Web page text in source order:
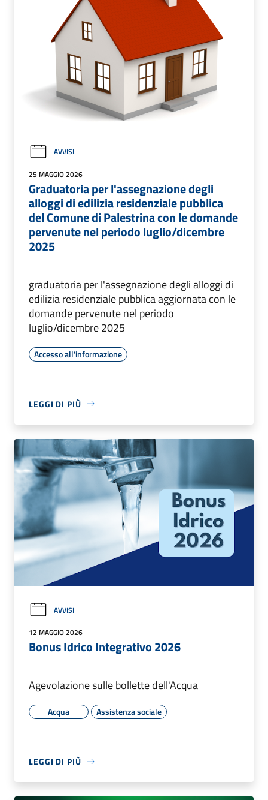
AVVISI
25 MAGGIO 2026
Graduatoria per l'assegnazione degli
alloggi di edilizia residenziale pubblica
del Comune di Palestrina con le domande
pervenute nel periodo luglio/dicembre
2025
graduatoria per l'assegnazione degli alloggi di
edilizia residenziale pubblica aggiornata con le
domande pervenute nel periodo
luglio/dicembre 2025
Accesso all'informazione
LEGGI DI PIÙ
AVVISI
12 MAGGIO 2026
Bonus Idrico Integrativo 2026
Agevolazione sulle bollette dell'Acqua
Acqua Assistenza sociale
LEGGI DI PIÙ